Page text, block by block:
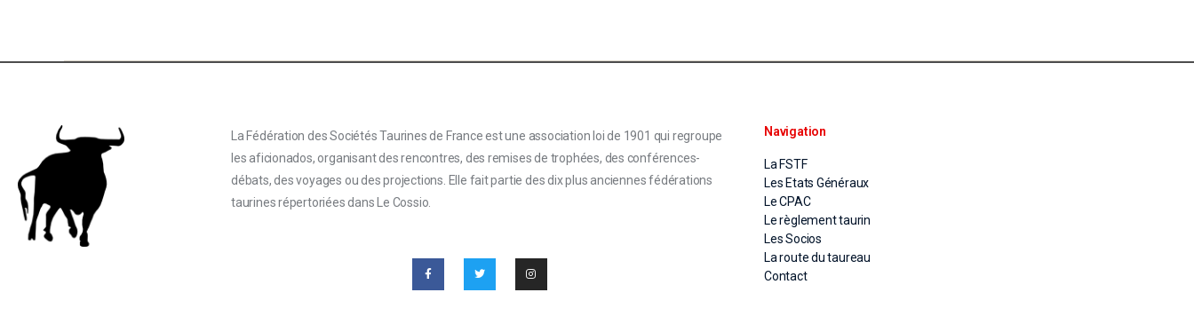
La Fédération des Sociétés Taurines de France est une association loi de 1901 qui regroupe
les aficionados, organisant des rencontres, des remises de trophées, des conférences-
débats, des voyages ou des projections. Elle fait partie des dix plus anciennes fédérations
taurines répertoriées dans Le Cossio.
Navigation
La FSTF
Les Etats Généraux
Le CPAC
Le règlement taurin
Les Socios
La route du taureau
Contact